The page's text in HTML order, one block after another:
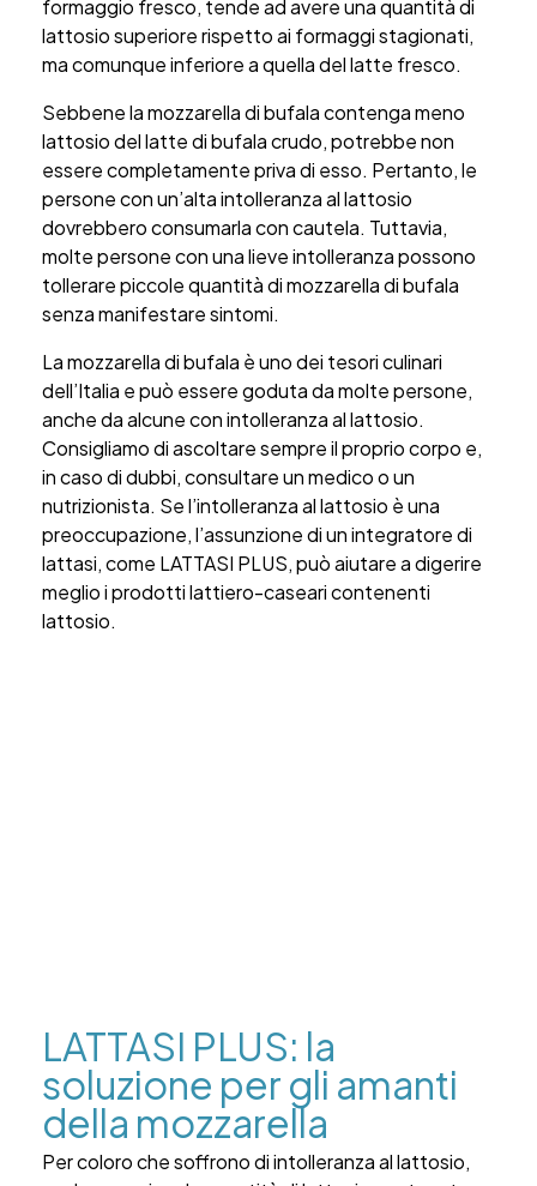
formaggio fresco, tende ad avere una quantità di
lattosio superiore rispetto ai formaggi stagionati,
ma comunque inferiore a quella del latte fresco.
Sebbene la mozzarella di bufala contenga meno
lattosio del latte di bufala crudo, potrebbe non
essere completamente priva di esso. Pertanto, le
persone con un’alta intolleranza al lattosio
dovrebbero consumarla con cautela. Tuttavia,
molte persone con una lieve intolleranza possono
tollerare piccole quantità di mozzarella di bufala
senza manifestare sintomi.
La mozzarella di bufala è uno dei tesori culinari
dell’Italia e può essere goduta da molte persone,
anche da alcune con intolleranza al lattosio.
Consigliamo di ascoltare sempre il proprio corpo e,
in caso di dubbi, consultare un medico o un
nutrizionista. Se l’intolleranza al lattosio è una
preoccupazione, l’assunzione di un integratore di
lattasi, come LATTASI PLUS, può aiutare a digerire
meglio i prodotti lattiero-caseari contenenti
lattosio.
LATTASI PLUS: la
soluzione per gli amanti
della mozzarella
Per coloro che soffrono di intolleranza al lattosio,